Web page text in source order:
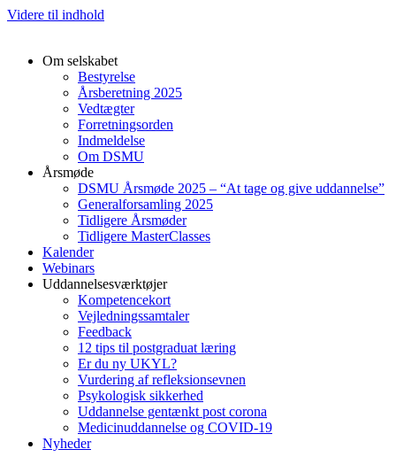
Videre til indhold
Om selskabet
Bestyrelse
Årsberetning 2025
Vedtægter
Forretningsorden
Indmeldelse
Om DSMU
Årsmøde
DSMU Årsmøde 2025 – “At tage og give uddannelse”
Generalforsamling 2025
Tidligere Årsmøder
Tidligere MasterClasses
Kalender
Webinars
Uddannelsesværktøjer
Kompetencekort
Vejledningssamtaler
Feedback
12 tips til postgraduat læring
Er du ny UKYL?
Vurdering af refleksionsevnen
Psykologisk sikkerhed
Uddannelse gentænkt post corona
Medicinuddannelse og COVID-19
Nyheder